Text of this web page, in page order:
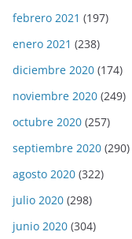
febrero 2021 (197)
enero 2021 (238)
diciembre 2020 (174)
noviembre 2020 (249)
octubre 2020 (257)
septiembre 2020 (290)
agosto 2020 (322)
julio 2020 (298)
junio 2020 (304)